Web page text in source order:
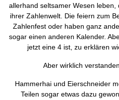
allerhand seltsamer Wesen
ihrer Zahlenwelt. Die feiern zum
Zahlenfest oder haben ganz
sogar einen anderen Kalender.
jetzt eine 4 ist, zu erklären
Aber wirklich
Hammerhai und Eierschneider
Teilen sogar etwas dazu